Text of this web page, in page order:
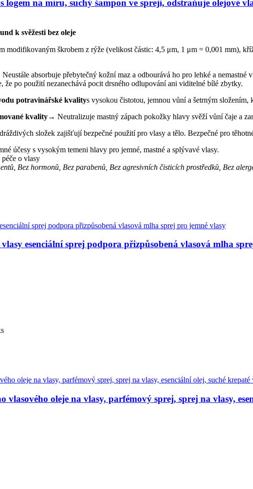
logem na míru, suchý šampon ve spreji, odstraňuje olejové
k svěžesti bez oleje
modifikovaným škrobem z rýže (velikost částic: 4,5 μm, 1 μm = 0,001 mm),
absorbuje přebytečný kožní maz a odbourává ho pro lehké a nemastné
že po použití nezanechává pocit drsného odlupování ani viditelné bílé zbytky.
potravinářské kvalitys vysokou čistotou, jemnou vůní a šetrným složením,
kvality→ Neutralizuje mastný zápach pokožky hlavy svěží vůní čaje a
složek zajišťují bezpečné použití pro vlasy a tělo. Bezpečné pro
účesy s vysokým temeni hlavy pro jemné, mastné a splývavé vlasy.
péče o vlasy
Bez hormonů, Bez parabenů, Bez agresivních čisticích prostředků, Bez
esenciální sprej podpora přizpůsobená vlasová mlha
vlasového oleje na vlasy, parfémový sprej, sprej na vlasy,